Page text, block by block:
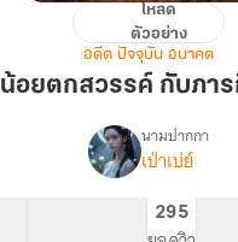
เทพเจ้า
ตก
โหลด
ตัวอย่าง
อดีต ปัจจุบัน อนาคต
น้อยตกสวรรค์ กับภา
เรื่อง(จบ)เทพเ
ตก
สวรรค์
นามปากกา
เป่าเบ่ย์
295